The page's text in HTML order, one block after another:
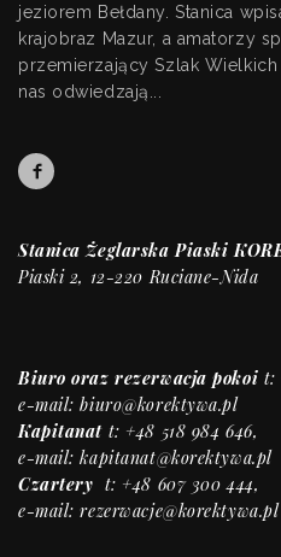
jeziorem Bełdany. Stanica
krajobraz Mazur, a amatorzy
przemierzający Szlak
nas odwiedzają...
Stanica Żeglarska Piaski
Piaski 2, 12-220 Ruciane-Nida
Biuro oraz rezerwacja pokoi t:
e-mail:biuro@korektywa.pl
Kapitanat t: +48 518 984 646,
e-mail:kapitanat@korektywa.pl
Czartery t: +48 607 300 444,
e-mail:rezerwacje@korektywa.pl